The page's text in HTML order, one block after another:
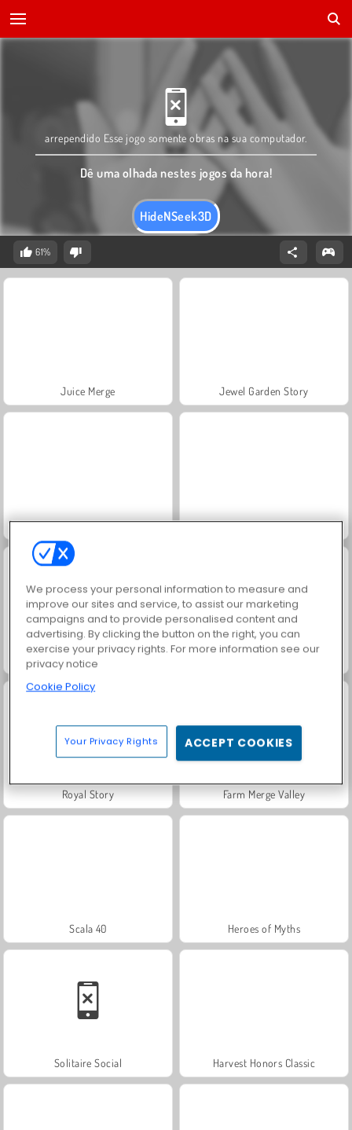
HideNSeek3D
arrependido Esse jogo somente obras na sua computador.
Dê uma olhada nestes jogos da hora!
61%
Juice Merge Jewel Garden Story
Fashion Princess - Dress Up for Girls Grand Mahjong Connect
Trollface Quest: USA 2
Royal Story Farm Merge Valley
Scala 40 Heroes of Myths
Solitaire Social Harvest Honors Classic
We process your personal information to measure and
improve our sites and service, to assist our marketing
campaigns and to provide personalised content and
advertising. By clicking the button on the right, you can
exercise your privacy rights. For more information see our
privacy notice
Cookie Policy
Your Privacy Rights ACCEPT COOKIES